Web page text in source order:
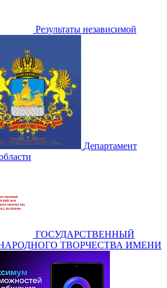
Результаты независимой
Департамент
ГОСУДАРСТВЕННЫЙ
ТВОРЧЕСТВА ИМЕНИ